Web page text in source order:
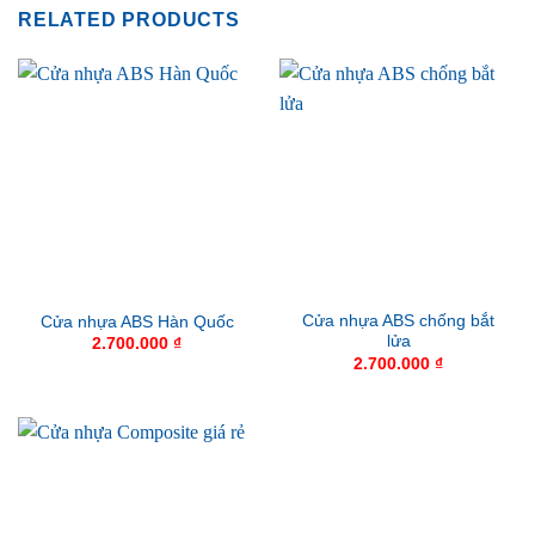
RELATED PRODUCTS
Cửa nhựa ABS Hàn Quốc
2.700.000 ₫
Cửa nhựa ABS chống bắt
lửa
2.700.000 ₫